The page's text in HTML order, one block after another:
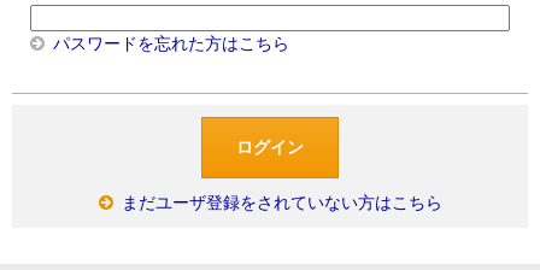
パスワードを忘れた方はこちら
まだユーザ登録をされていない方はこちら